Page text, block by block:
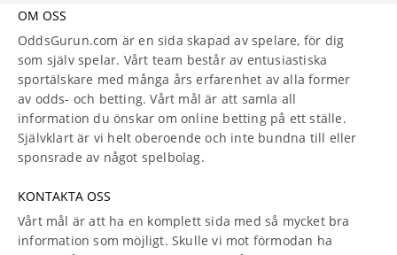
OM OSS
OddsGurun.com är en sida skapad av spelare, för dig
som själv spelar. Vårt team består av entusiastiska
sportälskare med många års erfarenhet av alla former
av odds- och betting. Vårt mål är att samla all
information du önskar om online betting på ett ställe.
Självklart är vi helt oberoende och inte bundna till eller
sponsrade av något spelbolag.
KONTAKTA OSS
Vårt mål är att ha en komplett sida med så mycket bra
information som möjligt. Skulle vi mot förmodan ha